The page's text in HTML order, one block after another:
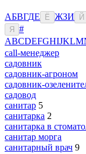
АБВГДЕ Ё ЖЗИ Й
Я
#
ABCDEFGHIJKLM
сall-менеджер
садовник
садовник-агроном
садовник-
садовод
санитар 5
санитарка 2
санитарка в
санитар морга
санитарный врач 9